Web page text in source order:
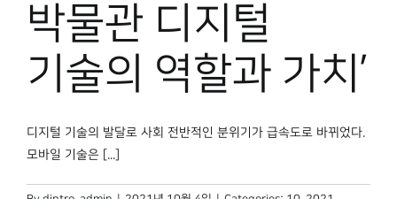
박물관 디지털
기술의 역할과 가치’
디지털 기술의 발달로 사회 전반적인 분위기가 급속도로 바뀌었다.
모바일 기술은 [...]